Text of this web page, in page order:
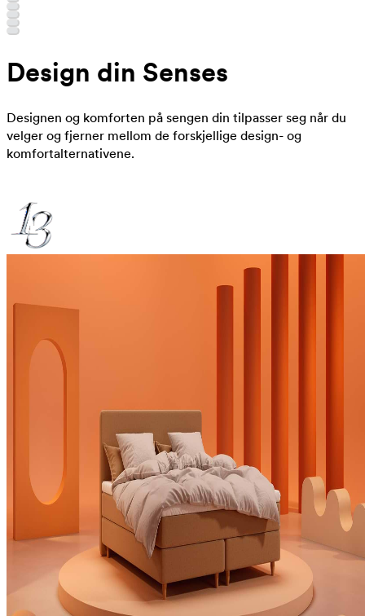
Design din Senses
Designen og komforten på sengen din tilpasser seg når du
velger og fjerner mellom de forskjellige design- og
komfortalternativene.